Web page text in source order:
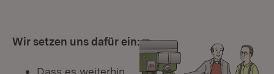
Wir setzen uns dafür ein:
Dass es weiterhin